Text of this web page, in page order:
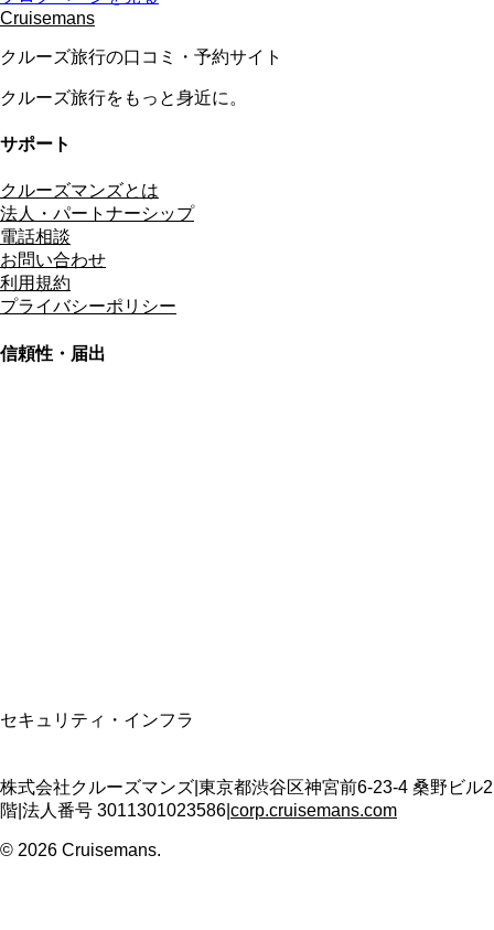
Cruisemans
クルーズ旅行の口コミ・予約サイト
クルーズ旅行をもっと身近に。
サポート
クルーズマンズとは
法人・パートナーシップ
電話相談
お問い合わせ
利用規約
プライバシーポリシー
信頼性・届出
セキュリティ・インフラ
株式会社クルーズマンズ 東京都渋谷区神宮前6-23-4 桑野ビル2
階 法人番号 3011301023586 corp.cruisemans.com
© 2026 Cruisemans.